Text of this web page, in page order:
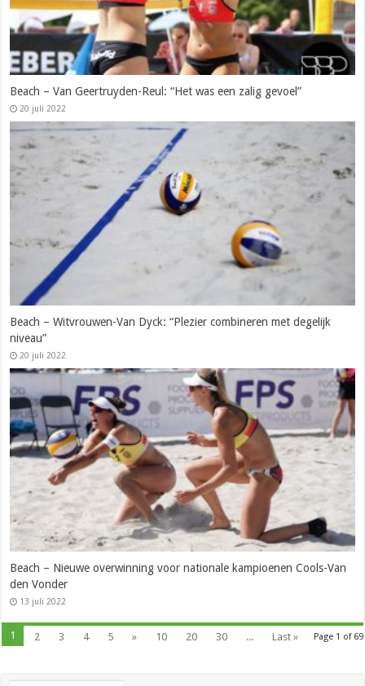
Beach – Van Geertruyden-Reul: “Het was een zalig gevoel”
20 juli 2022
Beach – Witvrouwen-Van Dyck: “Plezier combineren met degelijk
niveau”
20 juli 2022
Beach – Nieuwe overwinning voor nationale kampioenen Cools-Van
den Vonder
13 juli 2022
Page 1 of 69
1 2 3 4 5 » 10 20 30 ... Last »